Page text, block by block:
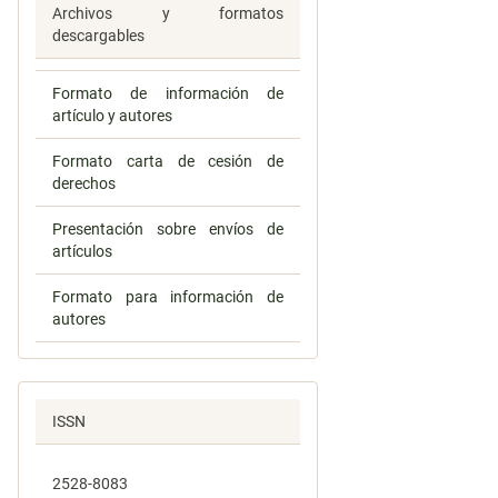
Archivos y formatos
descargables
Formato de información de
artículo y autores
Formato carta de cesión de
derechos
Presentación sobre envíos de
artículos
Formato para información de
autores
ISSN
2528-8083